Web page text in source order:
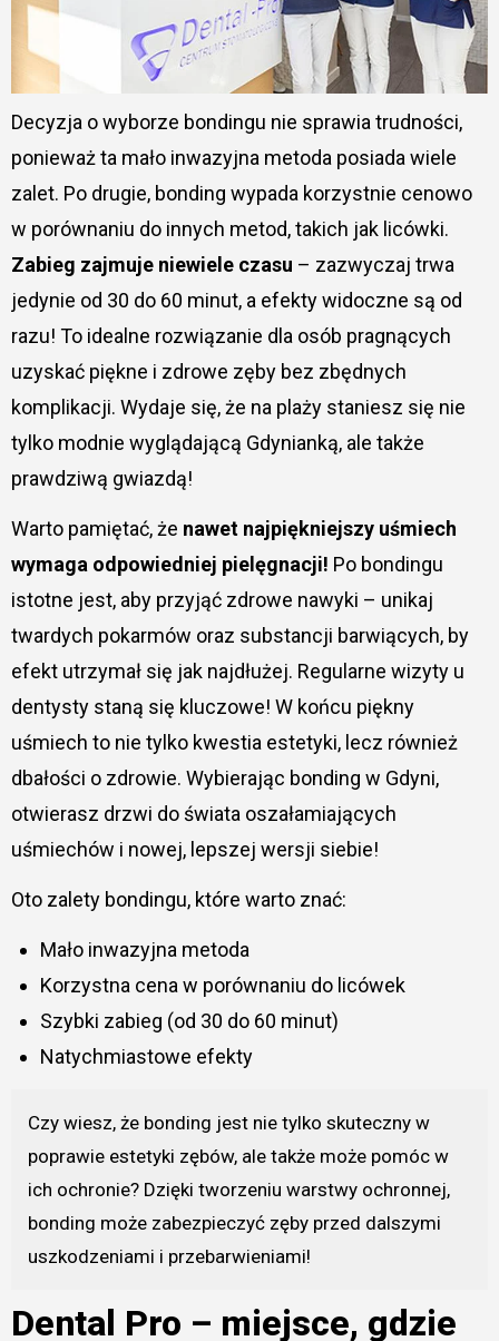
Decyzja o wyborze bondingu nie sprawia trudności,
ponieważ ta mało inwazyjna metoda posiada wiele
zalet. Po drugie, bonding wypada korzystnie cenowo
w porównaniu do innych metod, takich jak licówki.
Zabieg zajmuje niewiele czasu – zazwyczaj trwa
jedynie od 30 do 60 minut, a efekty widoczne są od
razu! To idealne rozwiązanie dla osób pragnących
uzyskać piękne i zdrowe zęby bez zbędnych
komplikacji. Wydaje się, że na plaży staniesz się nie
tylko modnie wyglądającą Gdynianką, ale także
prawdziwą gwiazdą!
Warto pamiętać, że nawet najpiękniejszy uśmiech
wymaga odpowiedniej pielęgnacji! Po bondingu
istotne jest, aby przyjąć zdrowe nawyki – unikaj
twardych pokarmów oraz substancji barwiących, by
efekt utrzymał się jak najdłużej. Regularne wizyty u
dentysty staną się kluczowe! W końcu piękny
uśmiech to nie tylko kwestia estetyki, lecz również
dbałości o zdrowie. Wybierając bonding w Gdyni,
otwierasz drzwi do świata oszałamiających
uśmiechów i nowej, lepszej wersji siebie!
Oto zalety bondingu, które warto znać:
Mało inwazyjna metoda
Korzystna cena w porównaniu do licówek
Szybki zabieg (od 30 do 60 minut)
Natychmiastowe efekty
Czy wiesz, że bonding jest nie tylko skuteczny w
poprawie estetyki zębów, ale także może pomóc w
ich ochronie? Dzięki tworzeniu warstwy ochronnej,
bonding może zabezpieczyć zęby przed dalszymi
uszkodzeniami i przebarwieniami!
Dental Pro – miejsce, gdzie